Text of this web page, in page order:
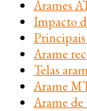
Arames
Impacto
Arame
Telas
Arame
Arame de